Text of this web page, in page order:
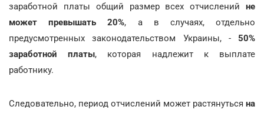
заработной платы общий размер всех отчислений не
может превышать 20%, а в случаях, отдельно
предусмотренных законодательством Украины, - 50%
заработной платы, которая надлежит к выплате
работнику.
Следовательно, период отчислений может растянуться на